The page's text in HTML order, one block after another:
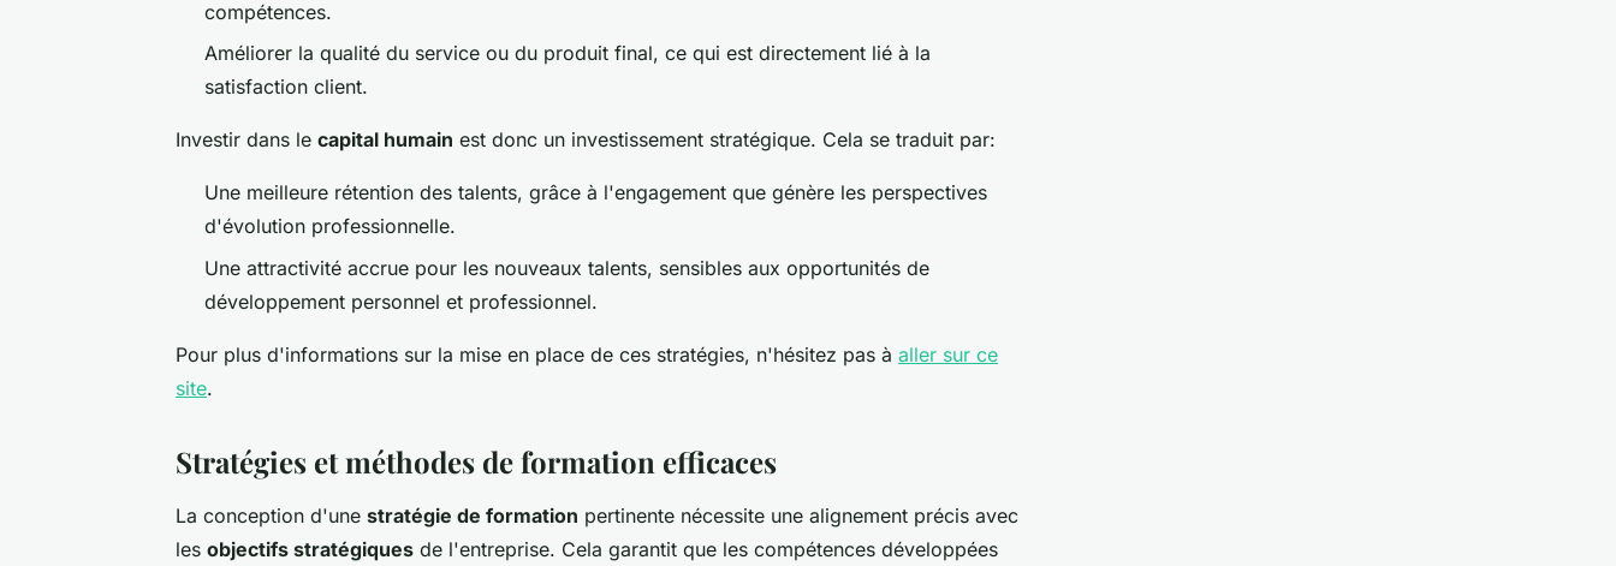
compétences.
Améliorer la qualité du service ou du produit final, ce qui est directement lié à la
satisfaction client.
Investir dans le capital humain est donc un investissement stratégique. Cela se traduit par:
Une meilleure rétention des talents, grâce à l'engagement que génère les perspectives
d'évolution professionnelle.
Une attractivité accrue pour les nouveaux talents, sensibles aux opportunités de
développement personnel et professionnel.
Pour plus d'informations sur la mise en place de ces stratégies, n'hésitez pas à aller sur ce
site.
Stratégies et méthodes de formation efficaces
La conception d'une stratégie de formation pertinente nécessite une alignement précis avec
les objectifs stratégiques de l'entreprise. Cela garantit que les compétences développées